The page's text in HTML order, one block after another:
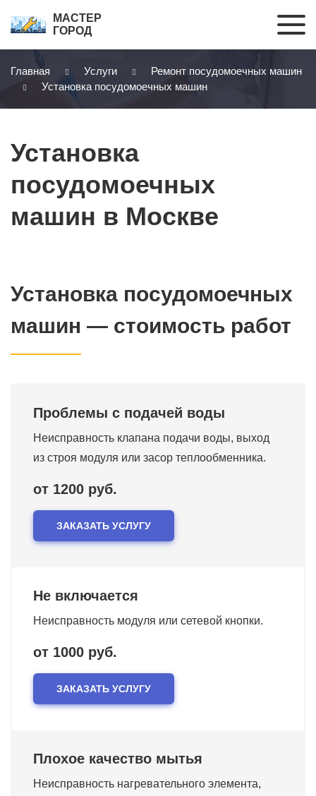
МАСТЕР
ГОРОД
Главная Услуги
Ремонт посудомоечных машин
Установка посудомоечных машин
Установка
посудомоечных
машин в Москве
Установка посудомоечных
машин — стоимость работ
Проблемы с подачей воды
Неисправность клапана подачи воды, выход
из строя модуля или засор теплообменника.
от 1200 руб.
ЗАКАЗАТЬ УСЛУГУ
Не включается
Неисправность модуля или сетевой кнопки.
от 1000 руб.
ЗАКАЗАТЬ УСЛУГУ
Плохое качество мытья
Неисправность нагревательного элемента,